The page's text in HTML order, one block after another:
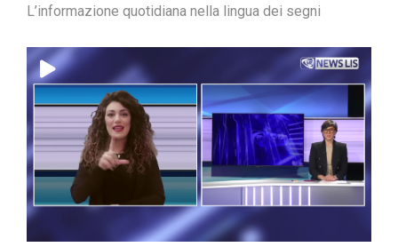
L’informazione quotidiana nella lingua dei segni